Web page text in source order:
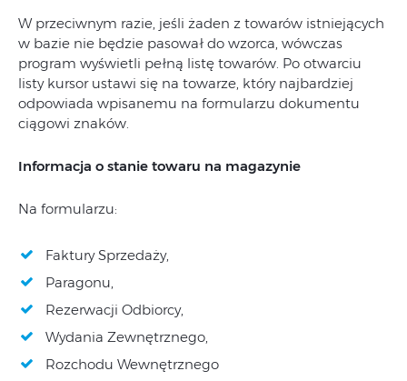
W przeciwnym razie, jeśli żaden z towarów istniejących
w bazie nie będzie pasował do wzorca, wówczas
program wyświetli pełną listę towarów. Po otwarciu
listy kursor ustawi się na towarze, który najbardziej
odpowiada wpisanemu na formularzu dokumentu
ciągowi znaków.
Informacja o stanie towaru na magazynie
Na formularzu:
Faktury Sprzedaży,
Paragonu,
Rezerwacji Odbiorcy,
Wydania Zewnętrznego,
Rozchodu Wewnętrznego